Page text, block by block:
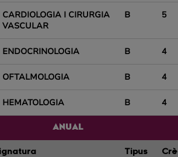
CARDIOLOGIA I CIRURGIA
VASCULAR
B 5
ENDOCRINOLOGIA B 4
OFTALMOLOGIA B 4
HEMATOLOGIA B 4
ANUAL
Tipus